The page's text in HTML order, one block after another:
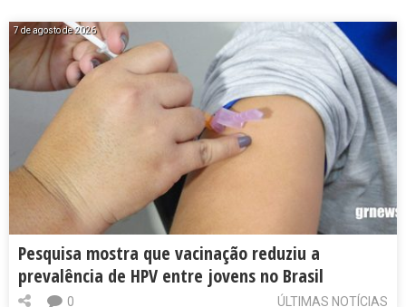
7 de agosto de 2026
Pesquisa mostra que vacinação reduziu a
prevalência de HPV entre jovens no Brasil
ÚLTIMAS NOTÍCIAS
0